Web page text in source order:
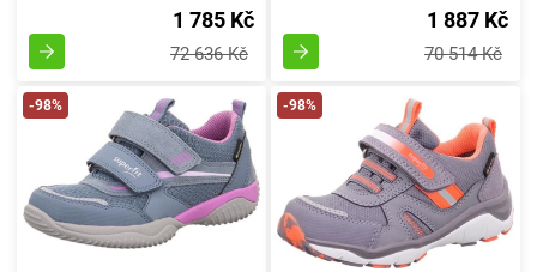
1 785 Kč
72 636 Kč
1 887 Kč
70 514 Kč
-98% -98%